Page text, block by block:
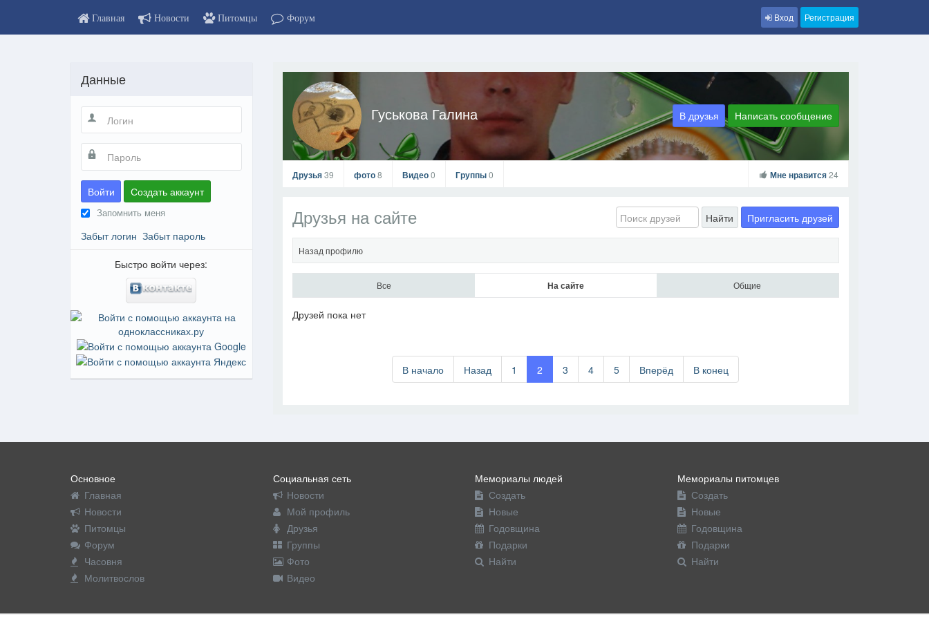
Главная Новости Питомцы Форум Вход Регистрация
Гуськова Галина В друзья Написать сообщение
Гуськова Галина
На профиль
Друзья39 фото8 Видео0 Группы0 Мне нравится24
Друзья на сайте Найти Пригласить друзей
Назад профилю
Все На сайте Общие
Друзей пока нет
В начало Назад 1 2 3 4 5 Вперёд В конец
Данные
Войти Создать аккаунт
Запомнить меня
Забыт логин Забыт пароль
Быстро войти через:
Основное
Главная
Новости
Питомцы
Форум
Часовня
Молитвослов
Социальная сеть
Новости
Мой профиль
Друзья
Группы
Фото
Видео
Мемориалы людей
Создать
Новые
Годовщина
Подарки
Найти
Мемориалы питомцев
Создать
Новые
Годовщина
Подарки
Найти